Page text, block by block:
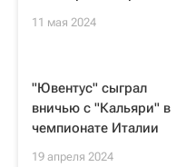
11 мая 2024
"Ювентус" сыграл
вничью с "Кальяри" в
чемпионате Италии
19 апреля 2024